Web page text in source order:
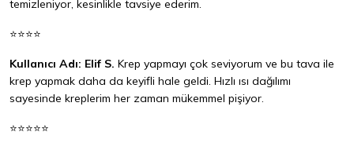
temizleniyor, kesinlikle tavsiye ederim.
⭐⭐⭐⭐
Kullanıcı Adı: Elif S. Krep yapmayı çok seviyorum ve bu tava ile
krep yapmak daha da keyifli hale geldi. Hızlı ısı dağılımı
sayesinde kreplerim her zaman mükemmel pişiyor.
⭐⭐⭐⭐⭐